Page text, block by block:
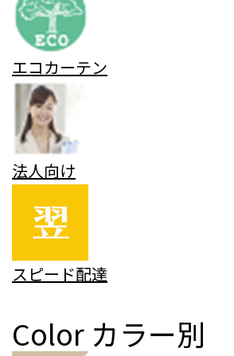
エコカーテン
法人向け
スピード配達
Color カラー別